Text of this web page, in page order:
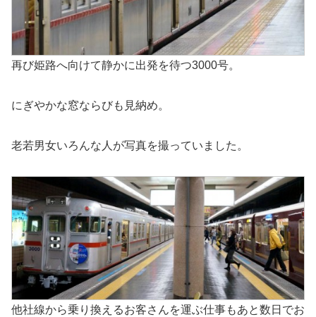
再び姫路へ向けて静かに出発を待つ3000号。
にぎやかな窓ならびも見納め。
老若男女いろんな人が写真を撮っていました。
他社線から乗り換えるお客さんを運ぶ仕事もあと数日でお